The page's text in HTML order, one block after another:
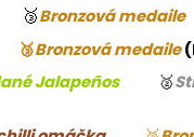
🥉Bronzová medaile
🥉Bronzová medaile
Jalapeños 🥈